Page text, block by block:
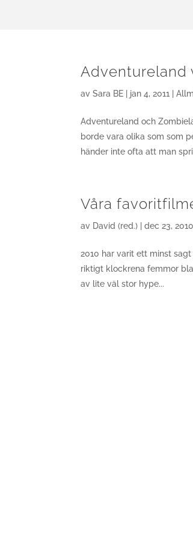
Adventureland
avSara BE jan 4, 2011 |
Adventureland och
borde vara olika som som
händer inte ofta att man
Våra
av David (red.) |dec 23, 2010
2010 har varit ett minst
riktigt klockrena femmor
av lite väl stor hype...